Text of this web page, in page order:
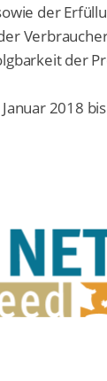
der
der
2018